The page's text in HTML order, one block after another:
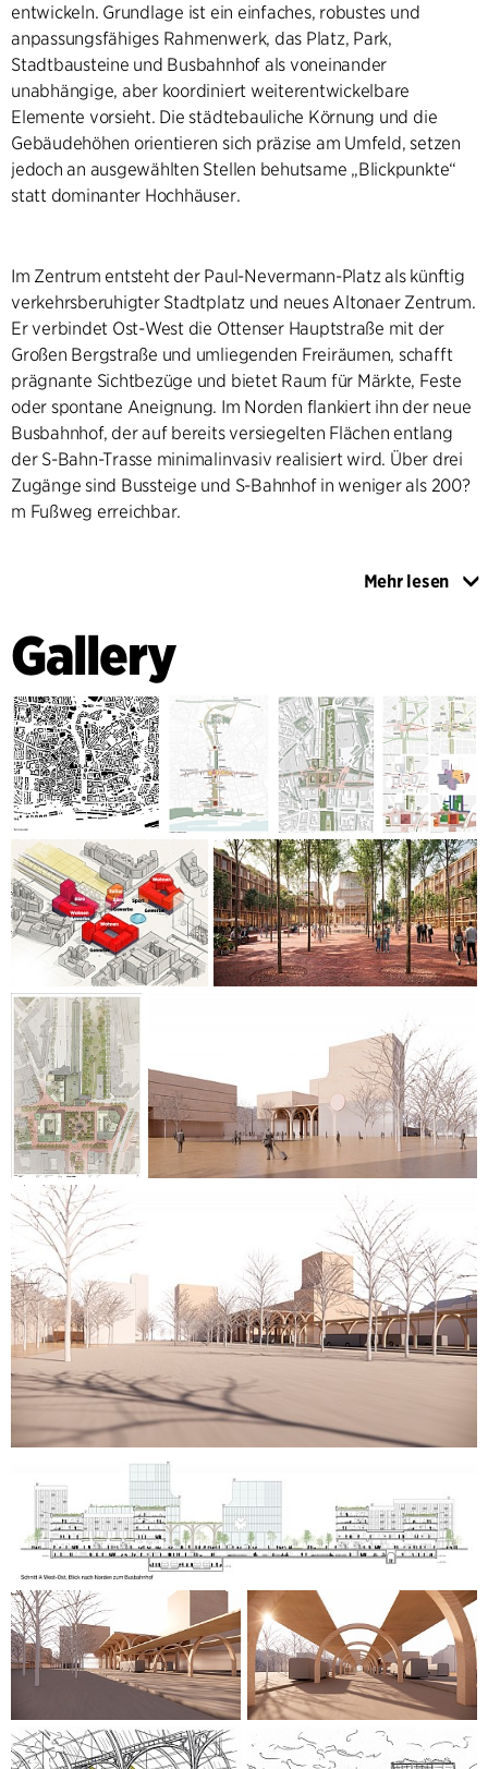
entwickeln. Grundlage ist ein einfaches, robustes und
anpassungsfähiges Rahmenwerk, das Platz, Park,
Stadtbausteine und Busbahnhof als voneinander
unabhängige, aber koordiniert weiterentwickelbare
Elemente vorsieht. Die städtebauliche Körnung und die
Gebäudehöhen orientieren sich präzise am Umfeld, setzen
jedoch an ausgewählten Stellen behutsame „Blickpunkte“
statt dominanter Hochhäuser.
Im Zentrum entsteht der Paul-Nevermann-Platz als künftig
verkehrsberuhigter Stadtplatz und neues Altonaer Zentrum.
Er verbindet Ost-West die Ottenser Hauptstraße mit der
Großen Bergstraße und umliegenden Freiräumen, schafft
prägnante Sichtbezüge und bietet Raum für Märkte, Feste
oder spontane Aneignung. Im Norden flankiert ihn der neue
Busbahnhof, der auf bereits versiegelten Flächen entlang
der S-Bahn-Trasse minimalinvasiv realisiert wird. Über drei
Zugänge sind Bussteige und S-Bahnhof in weniger als 200?
m Fußweg erreichbar.
Alle bestehenden Verkehrsachsen werden bearbeitet: Die
Übergang der Max-Brauer-Allee für Fuß- und Radverkehr
deutlich aufgewertet. Die Neue Große Bergstraße
übernimmt Anlieferung, Rettungsdienste und Taxenverkehr;
eine Quartiersgarage mit Mantelbebauung ersetzt die MIV-
Durchfahrt.
Der Nutzungsmix setzt auf flexible Grundrisse, aktive
Erdgeschosszonen entlang der Einkaufsstraßen und ergänzt
öffentliche Angebote (Sport, Museumstunnel) um dringend
benötigten Wohnraum und ergänzende Büroflächen.
Der Freiraum gliedert sich in klar definierte Typen: den
präzise proportionierten Stadtplatz, den linearen Gleispark
mit Sport- und Erholungsflächen sowie Promenaden und
Schmuckplätze. Nachhaltigkeit wird durch klimaangepasste
Gestaltung, Baumdach, wasserspeichernde Pflasterung,
Regenwasserbewirtschaftung, extensive Wiesenbereiche
und grün-blaue Energiedächer sichergestellt. So entsteht
ein urbanes Quartier mit hoher Aufenthaltsqualität, sozialer
und ökologischer Resilienz.
Mehr lesen
Gallery